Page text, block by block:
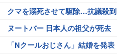
クマを溺死させて駆除…抗議殺到
ヌートバー 日本人の祖父が死去
「Nクールおじさん」結婚を発表